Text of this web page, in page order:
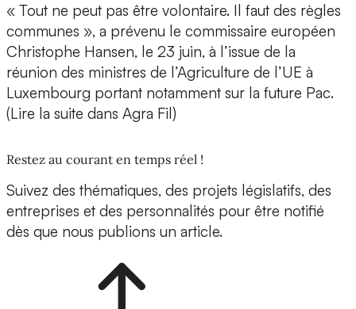
« Tout ne peut pas être volontaire. Il faut des règles
communes », a prévenu le commissaire européen
Christophe Hansen, le 23 juin, à l’issue de la
réunion des ministres de l’Agriculture de l’UE à
Luxembourg portant notamment sur la future Pac.
(Lire la suite dans Agra Fil)
Restez au courant en temps réel !
Suivez des thématiques, des projets législatifs, des
entreprises et des personnalités pour être notifié
dès que nous publions un article.